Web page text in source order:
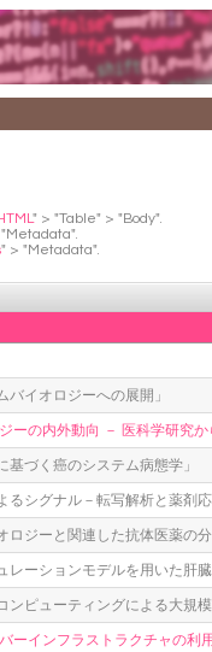
" > "Table" > "Body".
" > "Metadata".
バイオロジーへの展開」
ーの内外動向 － 医科学研究
基づく癌のシステム病態学」
るシグナル－転写解析と薬剤
ロジーと関連した抗体医薬の
レーションモデルを用いた肝
ンピューティングによる大規
ーインフラストラクチャの利